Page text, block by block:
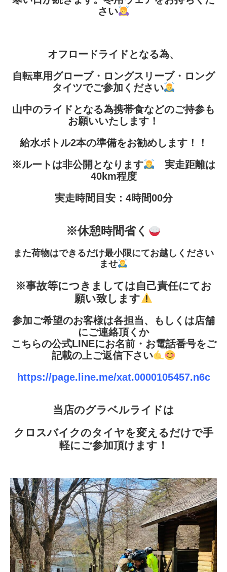
さい
オフロードライドとなる為、
自転車用グローブ・ロングスリーブ・ロング
タイツでご参加ください
山中のライドとなる為携帯食などのご持参も
お願いいたします！
給水ボトル2本の準備をお勧めします！！
※ルートは非公開となります
実走距離は
40km程度
実走時間目安：4時間00分
※休憩時間省く
また荷物はできるだけ最小限にてお越しください
ませ
※事故等につきましては自己責任にてお
願い致します
参加ご希望のお客様は各担当、もしくは店舗
にご連絡頂くか
こちらの公式LINEにお名前・お電話番号をご
記載の上ご返信下さい
https://page.line.me/xat.0000105457.n6c
当店のグラベルライドは
クロスバイクのタイヤを変えるだけで手
軽にご参加頂けます！